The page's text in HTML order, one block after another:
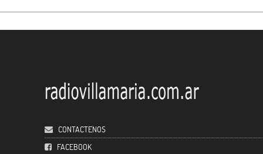
CONTACTENOS
FACEBOOK